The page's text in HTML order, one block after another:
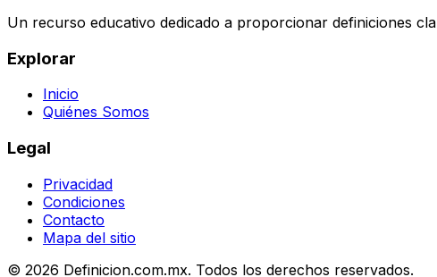
Un recurso educativo dedicado a proporcionar definiciones
Explorar
Inicio
Quiénes Somos
Legal
Privacidad
Condiciones
Contacto
Mapa del sitio
© 2026 Definicion.com.mx. Todos los derechos reservados.